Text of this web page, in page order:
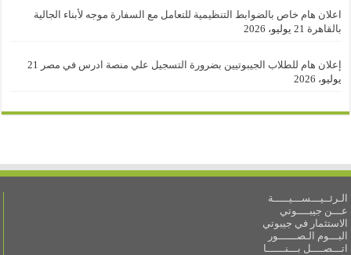
اعلان هام خاص بالضوابط التنظيمية للتعامل مع السفارة موجه لأبناء الجالية
بالقاهرة 21 يوليو، 2026
إعلان هام للطلاب الجيبوتيين بضرورة التسجيل علي منصة ادرس في مصر
21
يوليو، 2026
الـرئــيـــســـيـــــة
عـــن جيبــــوتي
الاستثمار في جيبوتي
البـــوم الـصــــــور
اتـــصــــل بـــنــــــا